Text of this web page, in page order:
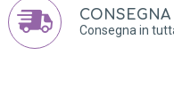
Consegna in